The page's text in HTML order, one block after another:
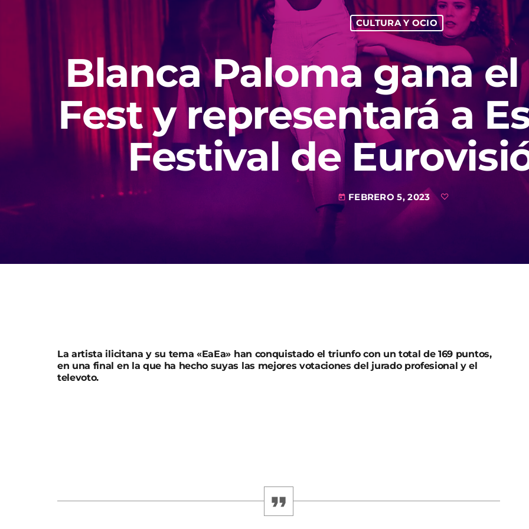
CULTURA Y OCIO
Blanca Paloma gana
Fest y representará a
Festival de
today FEBRERO 5, 2023
La artista ilicitana y su tema «EaEa» han conquistado el triunfo con un total de 169 puntos,
en una final en la que ha hecho suyas las mejores votaciones del jurado profesional y el
televoto.